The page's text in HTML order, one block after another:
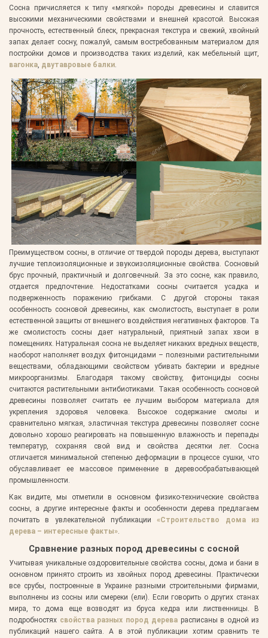
Сосна причисляется к типу «мягкой» породы древесины и славится
высокими механическими свойствами и внешней красотой. Высокая
прочность, естественный блеск, прекрасная текстура и свежий, хвойный
запах делает сосну, пожалуй, самым востребованным материалом для
постройки домов и производства таких изделий, как мебельный щит,
вагонка, двутавровые балки.
Преимуществом сосны, в отличие от твердой породы дерева, выступают
лучшие теплоизоляционные и звукоизоляционные свойства. Сосновый
брус прочный, практичный и долговечный. За это сосне, как правило,
отдается предпочтение. Недостатками сосны считается усадка и
подверженность поражению грибками. С другой стороны такая
особенность сосновой древесины, как смолистость, выступает в роли
естественной защиты от внешнего воздействия негативных факторов. Та
же смолистость сосны дает натуральный, приятный запах хвои в
помещениях. Натуральная сосна не выделяет никаких вредных веществ,
наоборот наполняет воздух фитонцидами – полезными растительными
веществами, обладающими свойством убивать бактерии и вредные
микроорганизмы. Благодаря такому свойству, фитонциды сосны
считаются растительными антибиотиками. Такая особенность сосновой
древесины позволяет считать ее лучшим выбором материала для
укрепления здоровья человека. Высокое содержание смолы и
сравнительно мягкая, эластичная текстура древесины позволяет сосне
довольно хорошо реагировать на повышенную влажность и перепады
температур, сохраняя свой вид и свойства десятки лет. Сосна
отличается минимальной степенью деформации в процессе сушки, что
обуславливает ее массовое применение в деревообрабатывающей
промышленности.
Как видите, мы отметили в основном физико-технические свойства
сосны, а другие интересные факты и особенности дерева предлагаем
почитать в увлекательной публикации«Строительство дома из
дерева – интересные факты».
Сравнение разных пород древесины с сосной
Учитывая уникальные оздоровительные свойства сосны, дома и бани в
основном принято строить из хвойных пород древесины. Практически
все срубы, построенные в Украине разными строительными фирмами,
выполнены из сосны или смереки (ели). Если говорить о других станах
мира, то дома еще возводят из бруса кедра или лиственницы. В
подробностях свойства разных пород дерева расписаны в одной из
публикаций нашего сайта. А в этой публикации хотим сравнить те